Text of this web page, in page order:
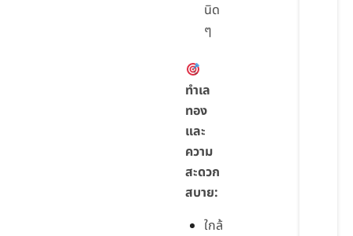
นิด
ๆ
ทำเล
ทอง
และ
ความ
สะดวก
สบาย:
ใกล้